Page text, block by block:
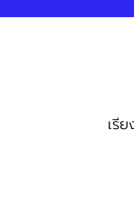
เรี